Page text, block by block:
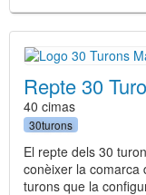
Repte 30
40 cimas
30turons
El repte dels 30
conèixer la comarca
turons que la